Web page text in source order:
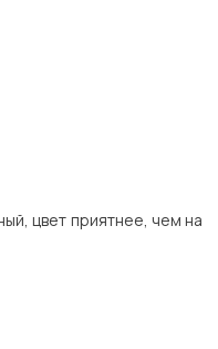
цвет приятнее, чем на